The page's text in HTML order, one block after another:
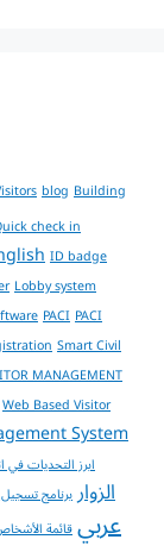
blog Building
check in
ID badge
Lobby system
PACIPACI
Smart Civil
MANAGEMENT
Web Based Visitor
System
ابرز التحديات في
الزواربرنامج تسجيل
عربيقائمة